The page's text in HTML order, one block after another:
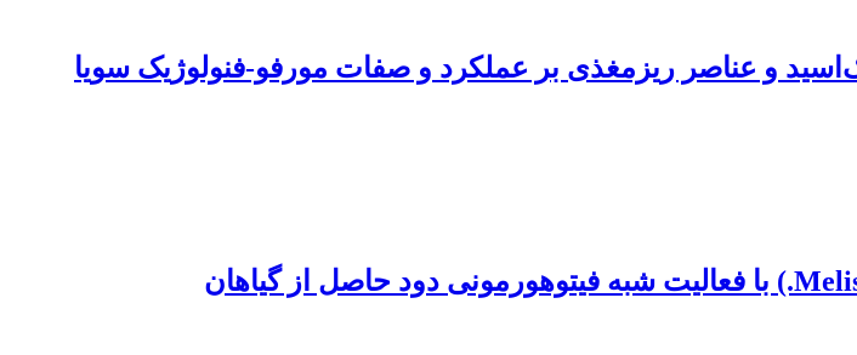
و عناصر ریزمغذی بر عملکرد و صفات مورفو-فنولوژیک سویا